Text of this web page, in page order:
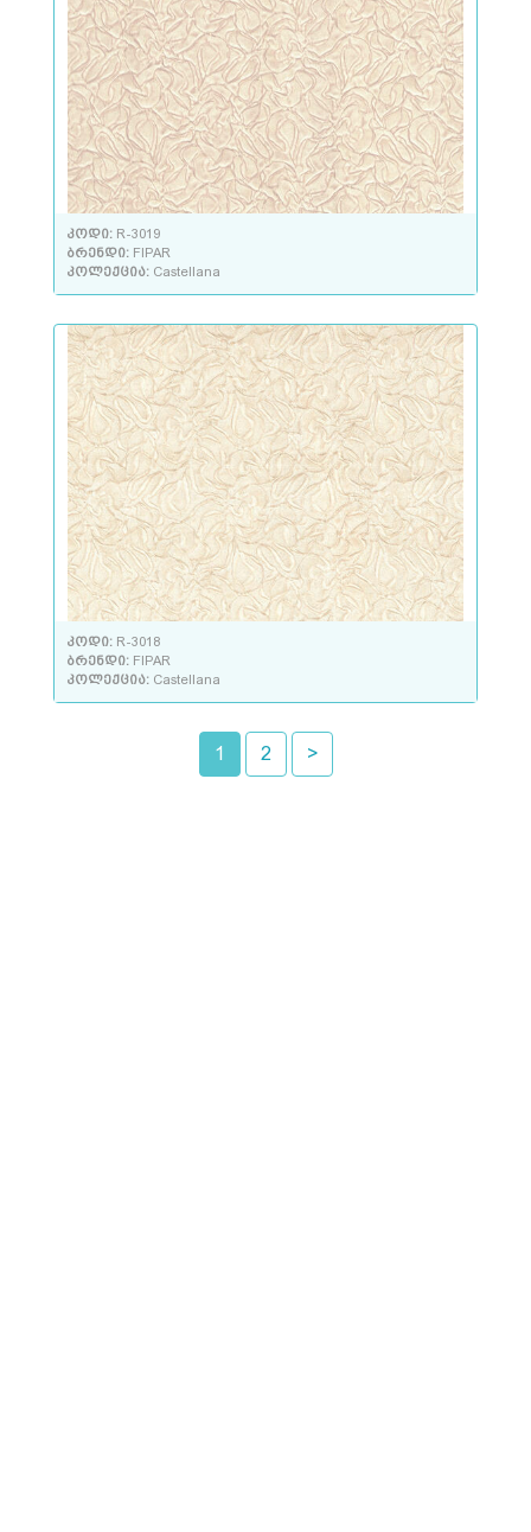
კოდი: R-3019
ბრენდი: FIPAR
კოლექცია: Castellana
კოდი: R-3018
ბრენდი: FIPAR
კოლექცია: Castellana
1 2 >